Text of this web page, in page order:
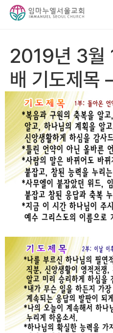
2019년 3월
배 기도제목